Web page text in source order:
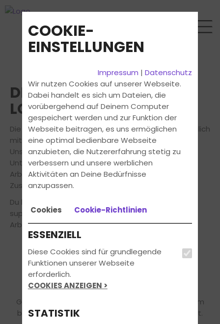
DEINE ARBEIT SOLL SICH
LOHNEN
Die beste Ausbildung für unsere Kunden ist nur möglich
mit den besten Fahrlehrern und Fahrlehrerinnen.
Unser Erfolg als erfolgreiches und dynamisches
Unternehmen basiert auf einer sehr positiven
Arbeitsatmosphäre und der exzellenten
Zusammenarbeit unserer qualifizierten Mitarbeiter.
Du bist bereits ein Top-Fahrlehrer? Wir bieten dir
super Kollegen und ausgezeichnete
Arbeitsbedingungen:
GEHALTSPAKET
Gute Arbeit muss sich auch finanziell lohnen. Darum
bieten wir dir ein rundum attraktives Gehaltspaket.
COOKIE-
EINSTELLUNGEN
Impressum |Datenschutz
Wir nutzen Cookies auf unserer Webseite.
Dabei handelt es sich um Dateien, die
vorübergehend auf Deinem Computer
gespeichert werden und zur Funktion der
Webseite beitragen, es uns ermöglichen
eine optimal bedienbare Webseite
anzubieten, die Nutzererfahrung stetig zu
verbessern und unsere werblichen
Aktivitäten an Deine Bedürfnisse
anzupassen.
Cookies Cookie-Richtlinien
ESSENZIELL
Diese Cookies sind für grundlegende
Funktionen unserer Webseite
erforderlich.
COOKIES ANZEIGEN >
STATISTIK